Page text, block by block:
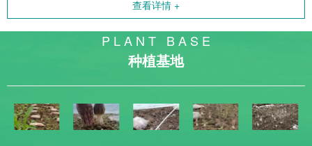
查看详情 +
P L A N T B A S E
种植基地